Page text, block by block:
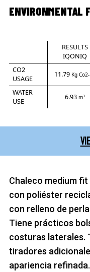
ENVIRONMENTAL
RESULTS
IQONIQ
CO2
USAGE
11.79 Kg
WATER
USE
6.93 m³
Chaleco medium
con poliéster
con relleno de
Tiene prácticos
costuras laterales.
tiradores
apariencia